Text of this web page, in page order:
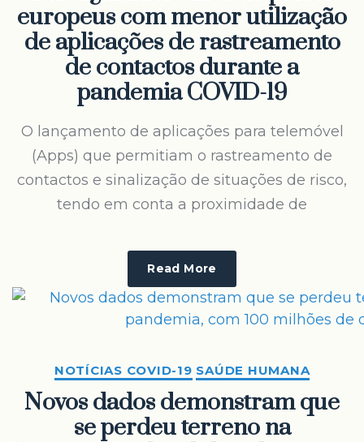
europeus com menor utilização
de aplicações de rastreamento
de contactos durante a
pandemia COVID-19
O lançamento de aplicações para telemóvel
(Apps) que permitiam o rastreamento de
contactos e sinalização de situações de risco,
tendo em conta a proximidade de
Read More
NOTÍCIAS COVID-19 SAÚDE HUMANA
Novos dados demonstram que
se perdeu terreno na